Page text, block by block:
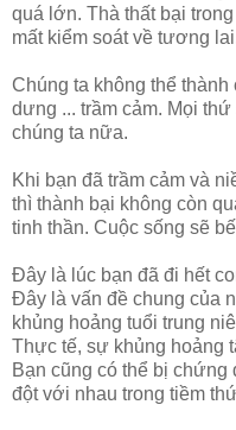
quá lớn. Thà thất bại
mất kiểm soát về tương
Chúng ta không thể
dưng ... trầm cảm. Mọi
chúng ta nữa.
Khi bạn đã trầm cảm và
thì thành bại không còn
tinh thần. Cuộc sống sẽ
Đây là lúc bạn đã đi hết
Đây là vấn đề chung của
khủng hoảng tuổi trung
Thực tế, sự khủng hoảng
Bạn cũng có thể bị
đột với nhau trong tiềm